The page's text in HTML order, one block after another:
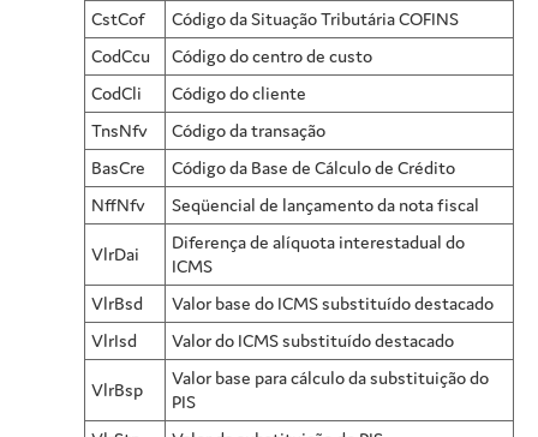
CstCof
Código da Situação Tributária COFINS
CodCcu
Código do centro de custo
CodCli
Código do cliente
TnsNfv
Código da transação
BasCre
Código da Base de Cálculo de Crédito
NffNfv
Seqüencial de lançamento da nota fiscal
VlrDai
Diferença de alíquota interestadual do
ICMS
VlrBsd
Valor base do ICMS substituído destacado
VlrIsd
Valor do ICMS substituído destacado
VlrBsp
Valor base para cálculo da substituição do
PIS